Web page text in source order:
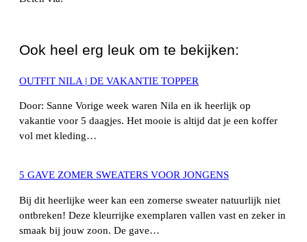
Ook heel erg leuk om te bekijken:
OUTFIT NILA | DE VAKANTIE TOPPER
Door: Sanne Vorige week waren Nila en ik heerlijk op
vakantie voor 5 daagjes. Het mooie is altijd dat je een koffer
vol met kleding…
5 GAVE ZOMER SWEATERS VOOR JONGENS
Bij dit heerlijke weer kan een zomerse sweater natuurlijk niet
ontbreken! Deze kleurrijke exemplaren vallen vast en zeker in
smaak bij jouw zoon. De gave…